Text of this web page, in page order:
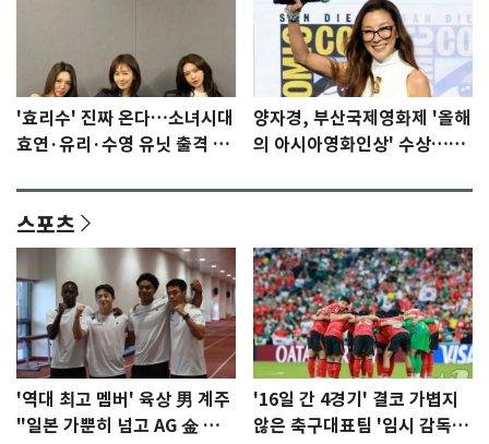
'효리수' 진짜 온다…소녀시대
효연·유리·수영 유닛 출격 [N
양자경, 부산국제영화제 '올해
의 아시아영화인상' 수상…15
스포츠
'역대 최고 멤버' 육상 男 계주
"일본 가뿐히 넘고 AG 金 따겠
'16일 간 4경기' 결코 가볍지
않은 축구대표팀 '임시 감독'